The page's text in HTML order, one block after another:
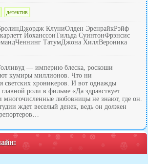
детектив
КлуниОлден ЭренрайкРэйф
ЙоханссонТильда СуинтонФрэнсис
ТатумДжона ХиллВероника
— империю блеска, роскоши
кумиры миллионов. Что ни
светских хроникеров. И вот однажды
главной роли в фильме «Да здравствует
любовницы не знают, где он.
ждет веселый денек, ведь он должен